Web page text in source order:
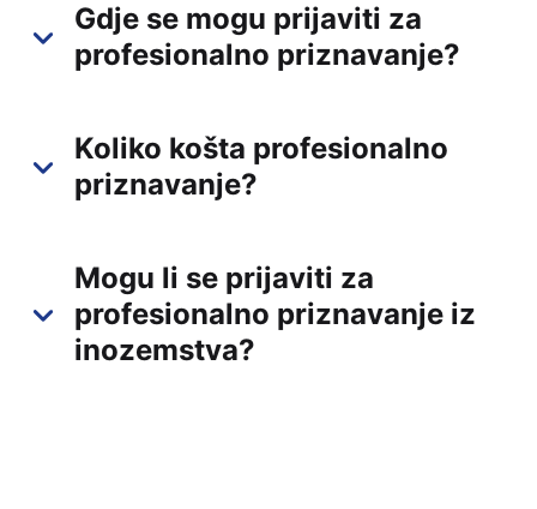
Gdje se mogu prijaviti za
profesionalno priznavanje?
Koliko košta profesionalno
priznavanje?
Mogu li se prijaviti za
profesionalno priznavanje iz
inozemstva?